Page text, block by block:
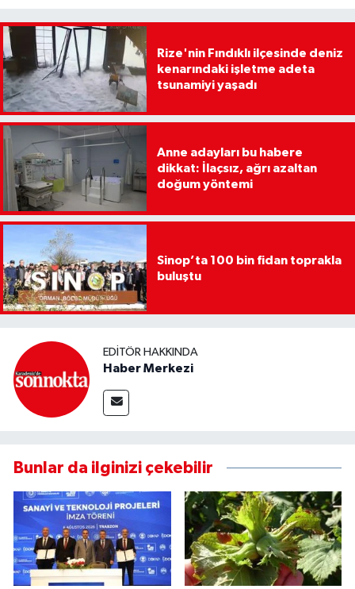
Rize'nin Fındıklı ilçesinde deniz
kenarındaki işletme adeta
tsunamiyi yaşadı
Anne adayları bu habere
dikkat: İlaçsız, ağrı azaltan
doğum yöntemi
Sinop’ta 100 bin fidan toprakla
buluştu
EDITÖR HAKKINDA
Haber Merkezi
Bunlar da ilginizi çekebilir